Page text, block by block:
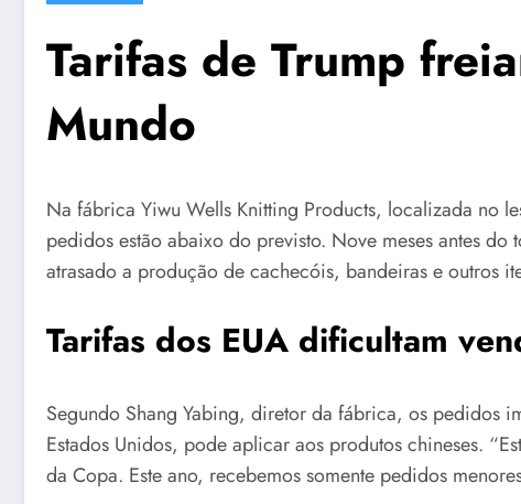
Tarifas de Trump
Mundo
Na fábrica Yiwu Wells Knitting Products, localizada no
pedidos estão abaixo do previsto. Nove meses antes
atrasado a produção de cachecóis, bandeiras e outros
Tarifas dos EUA dificultam
Segundo Shang Yabing, diretor da fábrica, os pedidos
Estados Unidos, pode aplicar aos produtos chineses.
da Copa. Este ano, recebemos somente pedidos